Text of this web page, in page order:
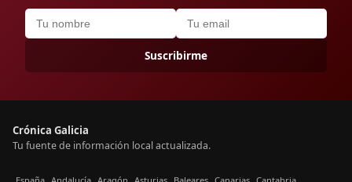
Suscribirme
Crónica Galicia
Tu fuente de información local actualizada.